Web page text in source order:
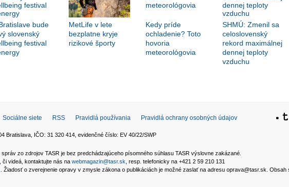
bude
slovenský
festival
MetLife v lete
bezplatne kryje
rizikové športy
Kedy príde
ochladenie? Toto
hovoria
meteorológovia
SHMÚ: Zmenil sa
celoslovenský
rekord maximálnej
dennej teploty
vzduchu
Sociálne siete RSS Pravidlá používania Pravidlá ochrany osobných údajov
Bratislava, IČO: 31 320 414, evidenčné číslo: EV 40/22/SWP
zo zdrojov TASR je bez predchádzajúceho písomného súhlasu TASR výslovne zakázané.
či videá, kontaktujte nás na webmagazin@tasr.sk , resp. telefonicky na +421 2 59 210 131
. Žiadosť o zverejnenie opravy v zmysle zákona o publikáciách je možné zaslať na adresu oprava@tasr.sk. Obsah